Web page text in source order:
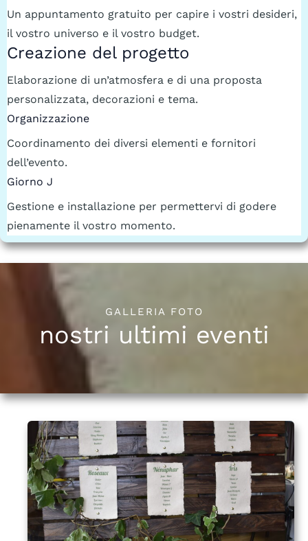
Un appuntamento gratuito per capire i vostri desideri,
il vostro universo e il vostro budget.
Creazione del progetto
Elaborazione di un’atmosfera e di una proposta
personalizzata, decorazioni e tema.
Organizzazione
Coordinamento dei diversi elementi e fornitori
dell’evento.
Giorno J
Gestione e installazione per permettervi di godere
pienamente il vostro momento.
GALLERIA FOTO
nostri ultimi eventi